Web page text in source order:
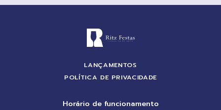
LANÇAMENTOS
POLÍTICA DE PRIVACIDADE
Horário de funcionamento